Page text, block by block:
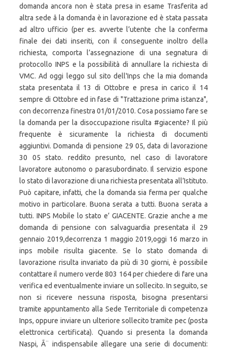
domanda ancora non è stata presa in esame Trasferita ad
altra sede â la domanda è in lavorazione ed è stata passata
ad altro ufficio (per es. avverte l’utente che la conferma
finale dei dati inseriti, con il conseguente inoltro della
richiesta, comporta l’assegnazione di una segnatura di
protocollo INPS e la possibilità di annullare la richiesta di
VMC. Ad oggi leggo sul sito dell'Inps che la mia domanda
stata presentata il 13 di Ottobre e presa in carico il 14
sempre di Ottobre ed in fase di "Trattazione prima istanza",
con decorrenza finestra 01/01/2010. Cosa possiamo fare se
la domanda per la disoccupazione risulta #giacente? Il più
frequente è sicuramente la richiesta di documenti
aggiuntivi. Domanda di pensione 29 05, data di lavorazione
30 05 stato. reddito presunto, nel caso di lavoratore
lavoratore autonomo o parasubordinato. Il servizio espone
lo stato di lavorazione di una richiesta presentata all’Istituto.
Può capitare, infatti, che la domanda sia ferma per qualche
motivo in particolare. Buona serata a tutti. Buona serata a
tutti. INPS Mobile lo stato e’ GIACENTE. Grazie anche a me
domanda di pensione con salvaguardia presentata il 29
gennaio 2019,decorrenza 1 maggio 2019,oggi 16 marzo in
inps mobile risulta giacente. Se lo stato domanda di
lavorazione risulta invariato da più di 30 giorni, è possibile
contattare il numero verde 803 164 per chiedere di fare una
verifica ed eventualmente inviare un sollecito. In seguito, se
non si ricevere nessuna risposta, bisogna presentarsi
tramite appuntamento alla Sede Territoriale di competenza
Inps, oppure inviare un ulteriore sollecito tramite pec (posta
elettronica certificata). Quando si presenta la domanda
Naspi, Ã¨ indispensabile allegare una serie di documenti: